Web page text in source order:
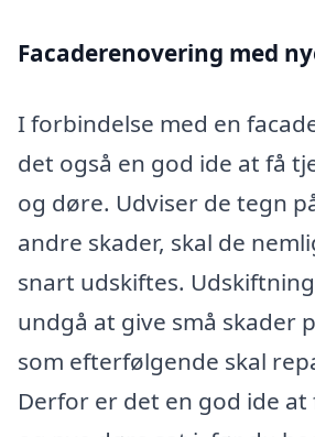
Facaderenovering med
I forbindelse med en
det også en god ide at få
og døre. Udviser de tegn
andre skader, skal de
snart udskiftes.
undgå at give små skader
som efterfølgende skal
Derfor er det en god ide